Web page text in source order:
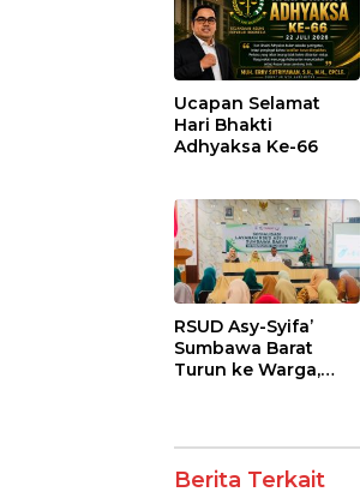
Ucapan Selamat
Hari Bhakti
Adhyaksa Ke-66
RSUD Asy-Syifa’
Sumbawa Barat
Turun ke Warga,
Berita Terkait